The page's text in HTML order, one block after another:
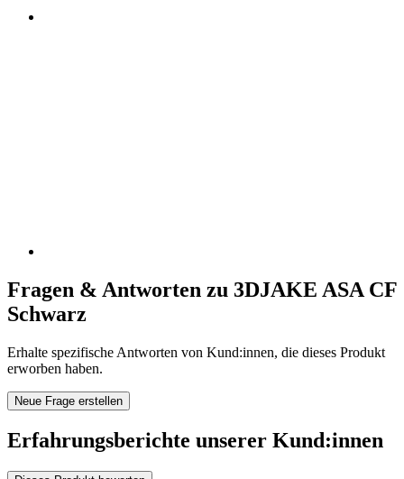
Fragen & Antworten zu 3DJAKE ASA CF
Schwarz
Erhalte spezifische Antworten von Kund:innen, die dieses Produkt
erworben haben.
Neue Frage erstellen
Erfahrungsberichte unserer Kund:innen